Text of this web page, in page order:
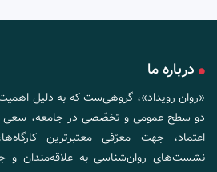
درباره ما
«روان رویداد»، گروهی‌ست که به دلیل
دو سطح عمومی و تخصّصی در جامعه، سعی
اعتماد، جهت معرّفی معتبرترین
نشست‌های روان‌شناسی به علاقه‌مندان و